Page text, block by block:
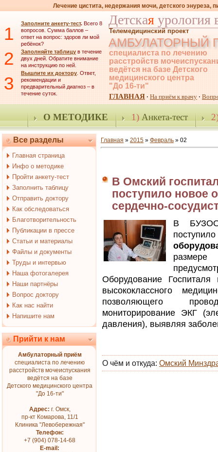
Лечение цистита, недержания мочи, детского энуреза,
1 Заполните анкету-тест. Всего 8
вопросов. Сумма баллов –
ответ на вопрос: здоров ли мой
ребёнок?
2 Заполняйте таблицу в течение
двух дней. Обратите внимание
на инструкцию по ней.
3 Вышлите их доктору. Ответ,
рекомендации и
предварительный диагноз – в
течение суток.
Детская урология
Телемедицинский проект
АМБУЛАТОРНЫЙ
специалиста по лечению
расстройств
ведётся на базе Детского
медицинского центра
"До 16-ти"
ГЛАВНАЯ · На приём к врачу ·
О МЕТОДИКЕ 1)Анкета-тест
Все разделы
Главная страница
Инфо о методике
Пройти анкету-тест
Заполнить таблицу
Отправить доктору
Как обследоваться
Благотворительность
Публикации в прессе
Статьи и материалы
Файлы и документы
Труды и интервью
Наша фотогалерея
Наши партнёры
Вопрос доктору
Как нас найти
Напишите нам
Прийти к нам
Амбулаторный приём
специалиста по лечению
расстройств мочеиспускания
ведётся на базе
Детского медицинского центра
"До 16-ти"
Адрес: г. Омск,
пр-кт Комарова, 11/1
Клиника "Левобережная"
Телефон:
+7 (904) 078-14-68
E-mail:
Главная » 2015 » Февраль » 02
В Омский
поступило новое
сердечно-
В БУЗОО
Оборудование Госпиталя
высококлассного
позволяющего
мониторирование ЭКГ
давления), выявляя
О чём и откуда: Омский